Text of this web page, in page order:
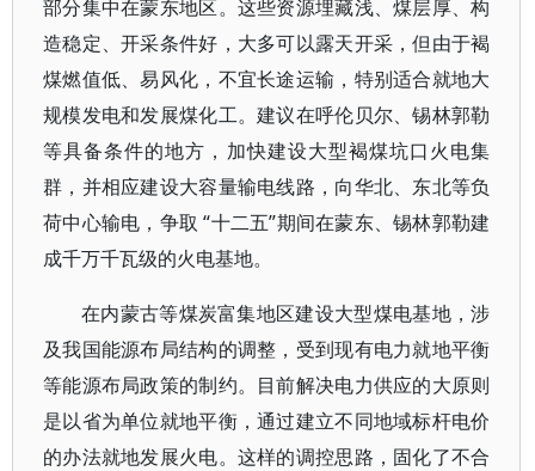
部分集中在蒙东地区。这些资源埋藏浅、煤层厚、构
造稳定、开采条件好，大多可以露天开采，但由于褐
煤燃值低、易风化，不宜长途运输，特别适合就地大
规模发电和发展煤化工。建议在呼伦贝尔、锡林郭勒
等具备条件的地方，加快建设大型褐煤坑口火电集
群，并相应建设大容量输电线路，向华北、东北等负
荷中心输电，争取 “十二五”期间在蒙东、锡林郭勒建
成千万千瓦级的火电基地。
在内蒙古等煤炭富集地区建设大型煤电基地，涉
及我国能源布局结构的调整，受到现有电力就地平衡
等能源布局政策的制约。目前解决电力供应的大原则
是以省为单位就地平衡，通过建立不同地域标杆电价
的办法就地发展火电。这样的调控思路，固化了不合